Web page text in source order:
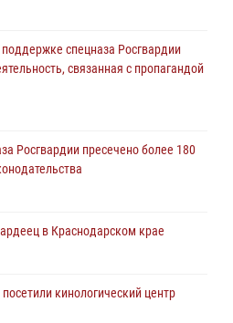
спецназа Росгвардии
связанная с пропагандой
Росгвардии пресечено более 180
в Краснодарском крае
кинологический центр